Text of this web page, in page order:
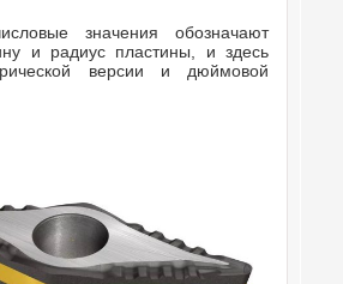
значения обозначают
и радиус пластины, и здесь
версии и дюймовой